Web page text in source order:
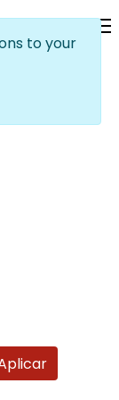
adicionais
to your